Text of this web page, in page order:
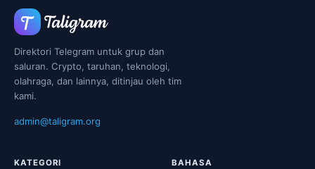
Direktori Telegram untuk grup dan
saluran. Crypto, taruhan, teknologi,
olahraga, dan lainnya, ditinjau oleh tim
kami.
admin@taligram.org
KATEGORI BAHASA